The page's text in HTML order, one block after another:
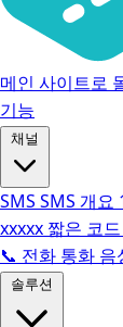
메인 사이트로
기능
채널
SMS SMS 개요
xxxxx 짧은 코드
📞 전화 통화 음
솔루션